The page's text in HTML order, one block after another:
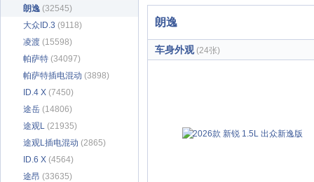
朗逸 (32545)
大众ID.3 (9118)
凌渡 (15598)
帕萨特 (34097)
帕萨特插电混动 (3898)
ID.4 X (7450)
途岳 (14806)
途观L (21935)
途观L插电混动 (2865)
ID.6 X (4564)
途昂 (33635)
朗逸
车身外观(24张)